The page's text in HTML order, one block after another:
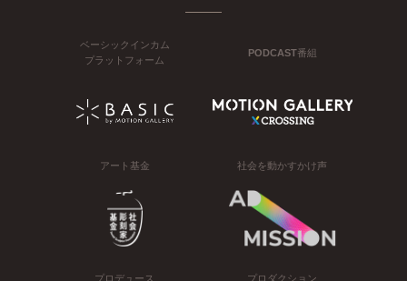
ベーシックインカム
プラットフォーム
PODCAST番組
アート基金 社会を動かすかけ声
プロデュース プロダクション